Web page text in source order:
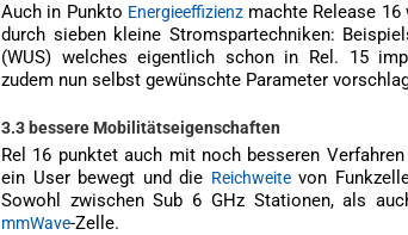
Auch in Punkto Energieeffizienzmachte Release 16
durch sieben kleine Stromspartechniken:
(WUS) welches eigentlich schon in Rel. 15
zudem nun selbst gewünschte Parameter
3.3 bessere Mobilitätseigenschaften
Rel 16 punktet auch mit noch besseren
ein User bewegt und die Reichweitevon
Sowohl zwischen Sub 6 GHz Stationen, als
mmWave-Zelle.